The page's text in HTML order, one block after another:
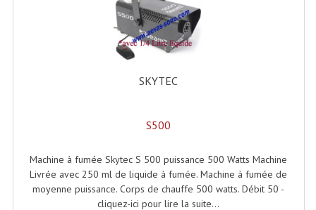
Enceintes Et Caissons Basses
Packs Sono
Enceintes Passives Sono
Retours De Scène
Caisson De Basse Amplifié
SKYTEC
S500
Machine à fumée Skytec S 500 puissance 500 Watts Machine
Livrée avec 250 ml de liquide à fumée. Machine à fumée de
moyenne puissance. Corps de chauffe 500 watts. Débit 50 -
cliquez-ici pour lire la suite...